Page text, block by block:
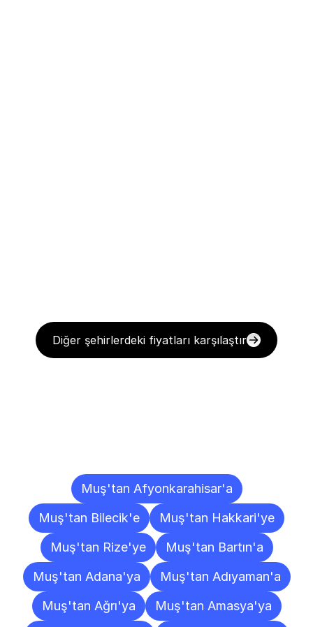
Diğer şehirlerdeki fiyatları karşılaştır
Muş'tan Afyonkarahisar'a
Muş'tan Bilecik'e
Muş'tan Hakkari'ye
Muş'tan Rize'ye
Muş'tan Bartın'a
Muş'tan Adana'ya
Muş'tan Adıyaman'a
Muş'tan Ağrı'ya
Muş'tan Amasya'ya